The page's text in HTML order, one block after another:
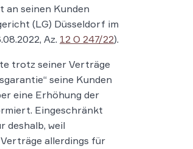
seinen Kunden
(LG) Düsseldorf im
Az. 12 O 247/22).
trotz seiner Verträge
seine Kunden
eine Erhöhung der
Eingeschränkt
deshalb, weil
allerdings für